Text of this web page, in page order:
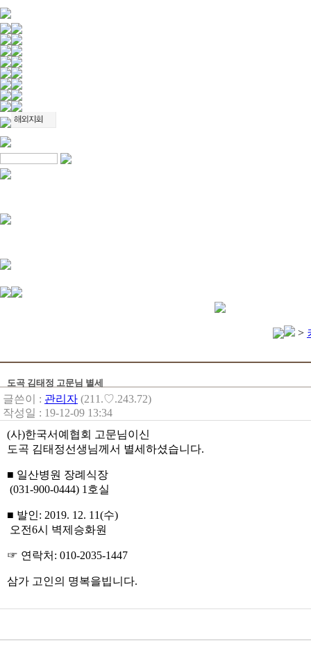
>
도곡 김태정 고문님 별세
글쓴이 : 관리자 (211.♡.243.72)
작성일 : 19-12-09 13:34
(사)한국서예협회 고문님이신
도곡 김태정선생님께서 별세하셨습니다.
■ 일산병원 장례식장
(031-900-0444) 1호실
■ 발인: 2019. 12. 11(수)
오전6시 벽제승화원
☞ 연락처: 010-2035-1447
삼가 고인의 명복을빕니다.